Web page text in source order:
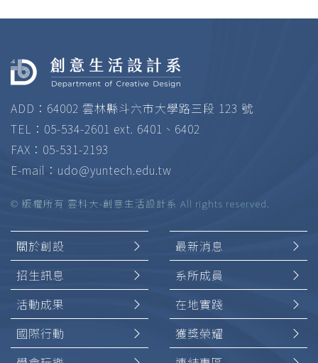
ADD：64002 雲林縣斗六市大學路三段 123 號
TEL：05-534-2601 ext. 6401、6402
FAX：05-531-2193
E-mail： udo@yuntech.edu.tw
© 版權所有 雲科大-創意生活設計系 All rights reserved.
關於創設
最新消息
招生訊息
系所成員
活動成果
在地實踐
國際行動
獲獎榮耀